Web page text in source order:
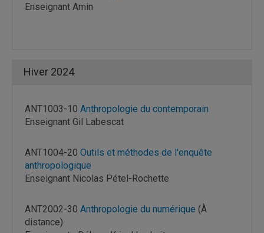
Enseignant Amin
Hiver 2024
ANT1003-10 Anthropologie du contemporain
Enseignant Gil Labescat
ANT1004-20 Outils et méthodes de l'enquête
anthropologique
Enseignant Nicolas Pétel-Rochette
ANT2002-30 Anthropologie du numérique (À
distance)